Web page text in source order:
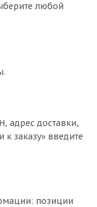
любой
адрес доставки,
заказу» введите
позиции